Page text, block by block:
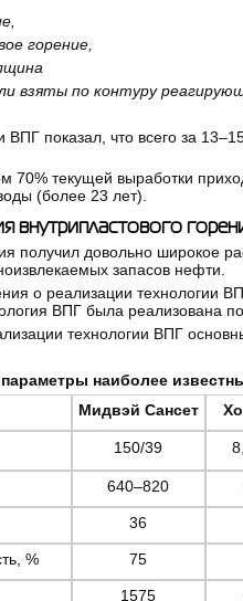
горение,
взяты по контуру
показал, что всего за
70% текущей выработки
(более 23 лет).
внутрипластового
получил довольно широкое
запасов нефти.
о реализации технологии
ВПГ была реализована
технологии ВПГ
параметры наиболее
Мидвэй Сансет
150/39
640–820
36
% 75
1575